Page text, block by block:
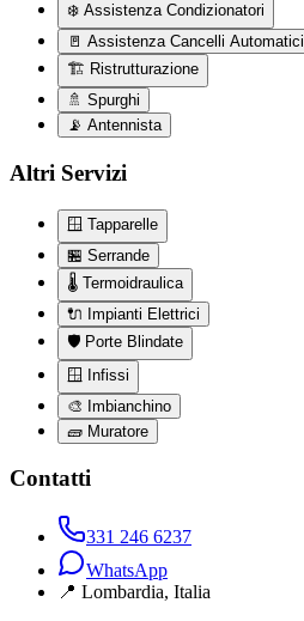
❄️ Assistenza Condizionatori
🚪 Assistenza Cancelli Automatici
🏗️ Ristrutturazione
🚿 Spurghi
📡 Antennista
Altri Servizi
🪟 Tapparelle
🏪 Serrande
🌡️ Termoidraulica
🔌 Impianti Elettrici
🛡️ Porte Blindate
🪟
Infissi
🎨 Imbianchino
🧱 Muratore
Contatti
331 246 6237
WhatsApp
📍 Lombardia, Italia